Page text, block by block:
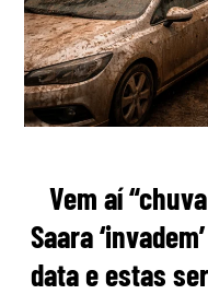
Vem aí
Saara
data e estas